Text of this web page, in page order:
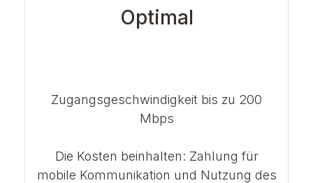
Optimal
Zugangsgeschwindigkeit bis zu 200
Mbps
Die Kosten beinhalten: Zahlung für
mobile Kommunikation und Nutzung des